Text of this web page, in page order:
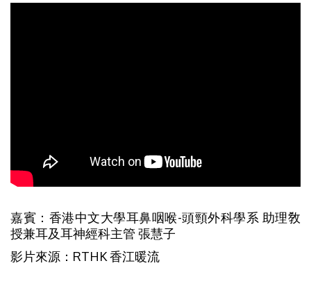
嘉賓：香港中文大學耳鼻咽喉-頭頸外科學系 助理敎
授兼耳及耳神經科主管 張慧子
影片來源：RTHK 香江暖流